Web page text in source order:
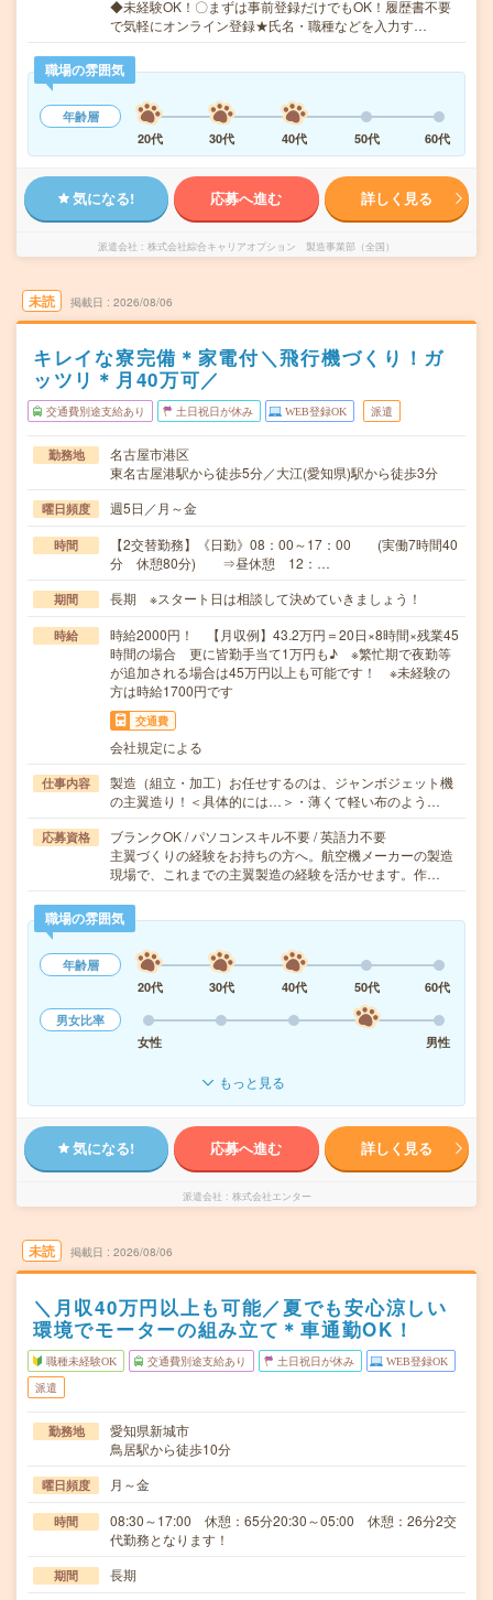
◆未経験OK！〇まずは事前登録だけでもOK！履歴書不要
で気軽にオンライン登録★氏名・職種などを入力す…
職場の雰囲気
年齢層
20代
30代 40代 50代 60代
気になる! 応募へ進む 詳しく見る
派遣会社 株式会社綜合キャリアオプション 製造事業部（全国）
未読 掲載日 2026/08/06
キレイな寮完備＊家電付＼飛行機づくり！ガ
ッツリ＊月40万可／
交通費別途支給あり 土日祝日が休み WEB登録OK 派遣
勤務地
名古屋市港区
東名古屋港駅から徒歩5分／大江(愛知県)駅から徒歩3分
曜日頻度 週5日／月～金
時間
【2交替勤務】《日勤》08：00～17：00 (実働7時間40
分 休憩80分) ⇒昼休憩 12：…
期間 長期 ※スタート日は相談して決めていきましょう！
時給
時給2000円！ 【月収例】43.2万円＝20日×8時間×残業45
時間の場合 更に皆勤手当て1万円も♪ ※繁忙期で夜勤等
が追加される場合は45万円以上も可能です！ ※未経験の
方は時給1700円です
交通費
会社規定による
仕事内容
製造（組立・加工）お任せするのは、ジャンボジェット機
の主翼造り！＜具体的には…＞・薄くて軽い布のよう…
応募資格
ブランクOK / パソコンスキル不要 / 英語力不要
主翼づくりの経験をお持ちの方へ。航空機メーカーの製造
現場で、これまでの主翼製造の経験を活かせます。作…
職場の雰囲気
年齢層
20代
30代 40代 50代
60代
男女比率
女性
男性
もっと見る
気になる! 応募へ進む 詳しく見る
派遣会社 株式会社エンター
未読 掲載日 2026/08/06
＼月収40万円以上も可能／夏でも安心涼しい
環境でモーターの組み立て＊車通勤OK！
職種未経験OK 交通費別途支給あり 土日祝日が休み WEB登録OK
派遣
勤務地
愛知県新城市
鳥居駅から徒歩10分
曜日頻度 月～金
時間
08:30～17:00 休憩：65分20:30～05:00 休憩：26分2交
代勤務となります！
期間 長期